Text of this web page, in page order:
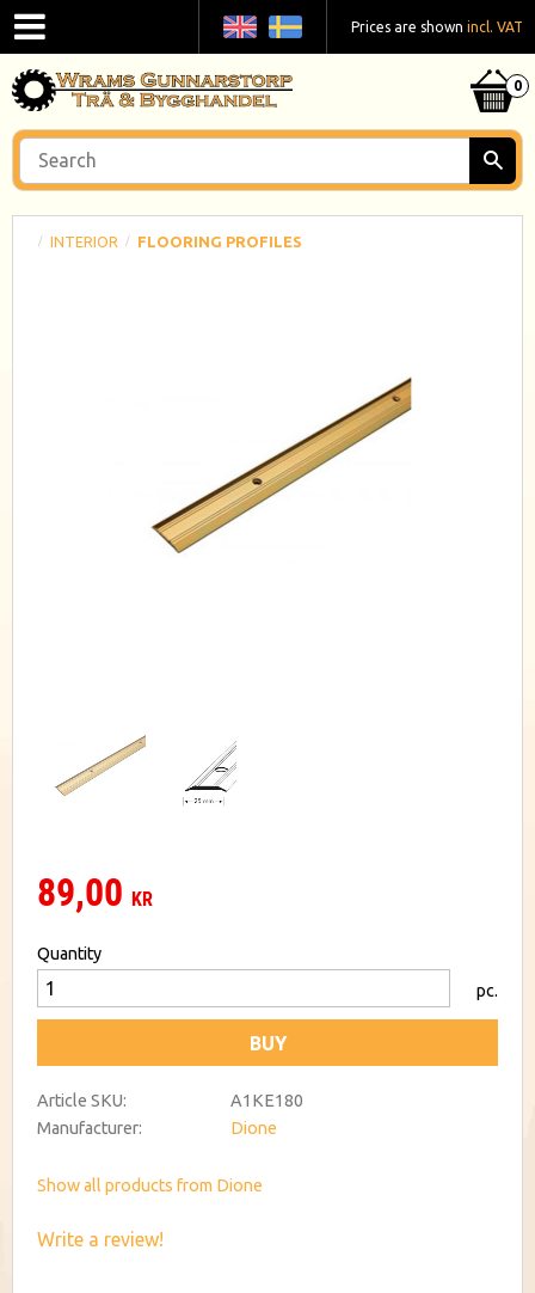
Prices are shown incl. VAT
INTERIOR FLOORING PROFILES
89,00 KR
Quantity
pc.
BUY
Article SKU
A1KE180
Manufacturer
Dione
Show all products from Dione
Write a review!